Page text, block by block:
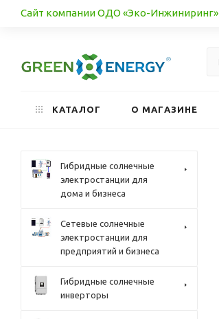
Сайт компании ОДО «Эко-Инжиниринг»
КАТАЛОГ О МАГАЗИНЕ
Гибридные солнечные
электростанции для
дома и бизнеса
Сетевые солнечные
электростанции для
предприятий и бизнеса
Гибридные солнечные
инверторы